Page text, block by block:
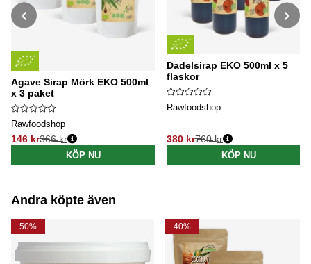
Agave Sirap Mörk EKO 500ml
x 3 paket
Rawfoodshop
146 kr
Ordinarie pris:
366 kr
KÖP NU
Dadelsirap EKO 500ml x 5
flaskor
Rawfoodshop
380 kr
Ordinarie pris:
760 kr
KÖP NU
Andra köpte även
50% 40%